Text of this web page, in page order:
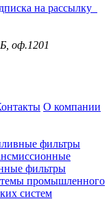
на рассылку
оф.1201
О компании
фильтры
фильтры
промышленного
систем